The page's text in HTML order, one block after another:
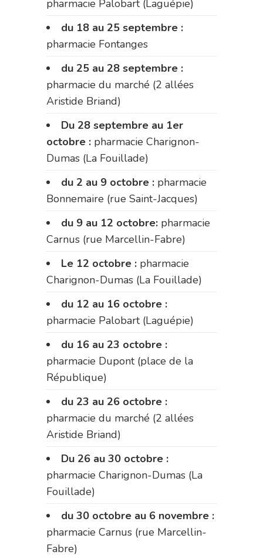
pharmacie Palobart (Laguépie)
du 18 au 25 septembre :
pharmacie Fontanges
du 25 au 28 septembre :
pharmacie du marché (2 allées
Aristide Briand)
Du 28 septembre au 1er
octobre : pharmacie Charignon-
Dumas (La Fouillade)
du 2 au 9 octobre : pharmacie
Bonnemaire (rue Saint-Jacques)
du 9 au 12 octobre: pharmacie
Carnus (rue Marcellin-Fabre)
Le 12 octobre : pharmacie
Charignon-Dumas (La Fouillade)
du 12 au 16 octobre :
pharmacie Palobart (Laguépie)
du 16 au 23 octobre :
pharmacie Dupont (place de la
République)
du 23 au 26 octobre :
pharmacie du marché (2 allées
Aristide Briand)
Du 26 au 30 octobre :
pharmacie Charignon-Dumas (La
Fouillade)
du 30 octobre au 6 novembre :
pharmacie Carnus (rue Marcellin-
Fabre)